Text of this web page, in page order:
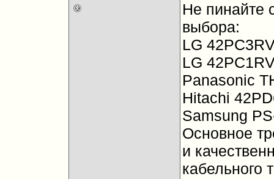
Не пинайте
выбора:
LG
LG
Panasonic
Hitachi
Samsung
Основное
и
кабельного